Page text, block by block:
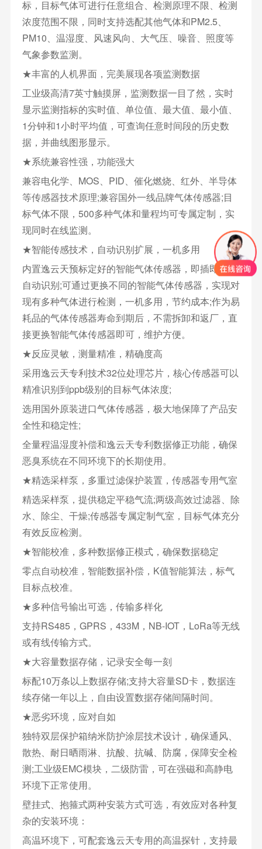
标，目标气体可进行任意组合、检测原理不限、检测
浓度范围不限，同时支持选配其他气体和PM2.5、
PM10、温湿度、风速风向、大气压、噪音、照度等
气象参数监测。
★丰富的人机界面，完美展现各项监测数据
工业级高清7英寸触摸屏，监测数据一目了然，实时
显示监测指标的实时值、单位值、最大值、最小值、
1分钟和1小时平均值，可查询任意时间段的历史数
据，并曲线图形显示。
★系统兼容性强，功能强大
兼容电化学、MOS、PID、催化燃烧、红外、半导体
等传感器技术原理;兼容国外一线品牌气体传感器;目
标气体不限，500多种气体和量程均可专属定制，实
现同时在线监测。
★智能传感技术，自动识别扩展，一机多用
内置逸云天预标定好的智能气体传感器，即插即用，
自动识别;可通过更换不同的智能气体传感器，实现对
现有多种气体进行检测，一机多用，节约成本;作为易
耗品的气体传感器寿命到期后，不需拆卸和返厂，直
接更换智能气体传感器即可，维护方便。
★反应灵敏，测量精准，精确度高
采用逸云天专利技术32位处理芯片，核心传感器可以
精准识别到ppb级别的目标气体浓度;
选用国外原装进口气体传感器，极大地保障了产品安
全性和稳定性;
全量程温湿度补偿和逸云天专利数据修正功能，确保
恶臭系统在不同环境下的长期使用。
★精选采样泵，多重过滤保护装置，传感器专用气室
精选采样泵，提供稳定平稳气流;两级高效过滤器、除
水、除尘、干燥;传感器专属定制气室，目标气体充分
有效反应检测。
★智能校准，多种数据修正模式，确保数据稳定
零点自动校准，智能数据补偿，K值智能算法，标气
目标点校准。
★多种信号输出可选，传输多样化
支持RS485，GPRS，433M，NB-IOT，LoRa等无线
或有线传输方式。
★大容量数据存储，记录安全每一刻
标配10万条以上数据存储;支持大容量SD卡，数据连
续存储一年以上，自由设置数据存储间隔时间。
★恶劣环境，应对自如
独特双层保护箱纳米防护涂层技术设计，确保通风、
散热、耐日晒雨淋、抗酸、抗碱、防腐，保障安全检
测;工业级EMC模块，二级防雷，可在强磁和高静电
环境下正常使用。
壁挂式、抱箍式两种安装方式可选，有效应对各种复
杂的安装环境：
高温环境下，可配套逸云天专用的高温探针，支持最